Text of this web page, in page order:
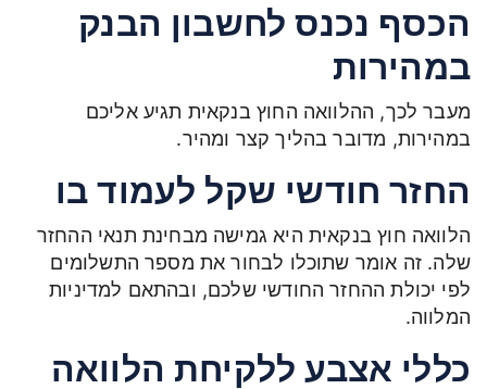
הכסף נכנס לחשבון הבנק
במהירות
מעבר לכך, ההלוואה החוץ בנקאית תגיע אליכם
במהירות, מדובר בהליך קצר ומהיר.
החזר חודשי שקל לעמוד בו
הלוואה חוץ בנקאית היא גמישה מבחינת תנאי ההחזר
שלה. זה אומר שתוכלו לבחור את מספר התשלומים
לפי יכולת ההחזר החודשי שלכם, ובהתאם למדיניות
המלווה.
כללי אצבע ללקיחת הלוואה